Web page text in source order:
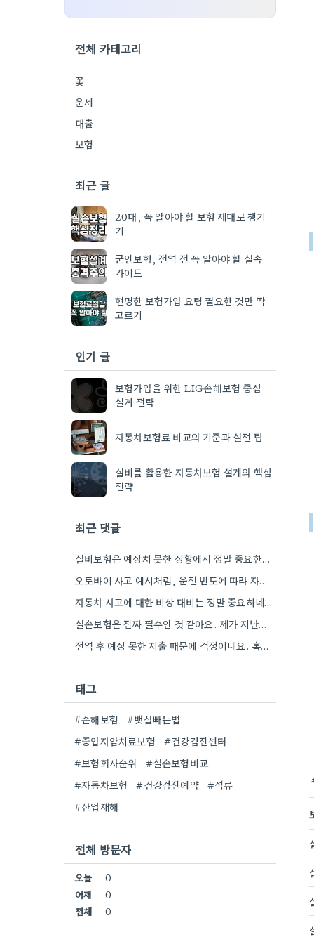
전체 카테고리
꽃
운세
대출
보험
최근 글
20대, 꼭 알아야 할 보험 제대로 챙기
기
군인보험, 전역 전 꼭 알아야 할 실속
가이드
현명한 보험가입 요령 필요한 것만 딱
고르기
인기 글
보험가입을 위한 LIG손해보험 중심
설계 전략
자동차보험료 비교의 기준과 실전 팁
실비를 활용한 자동차보험 설계의 핵심
전략
최근 댓글
실비보험은 예상치 못한 상황에서 정말 중요한데, 자기 부담금 부분을 특히 꼼꼼히 확인하는 게 좋겠네요.
오토바이 사고 예시처럼, 운전 빈도에 따라 자차 보험이 더 유리할 수도 있겠네요.
자동차 사고에 대한 비상 대비는 정말 중요하네요. 제가 이전 직장에서 운전할 일이 거의 없었는데, 혹시…
실손보험은 진짜 필수인 것 같아요. 제가 지난번에 교통사고 났을 때 덕분에 큰 걱정 없이 치료받을…
전역 후 예상 못한 지출 때문에 걱정이네요. 혹시 소액 보험 비교 사이트를 이용해 보셨나요?
태그
#손해보험
#뱃살빼는법
#중입자암치료보험
#건강검진센터
#보험회사순위
#실손보험비교
#자동차보험
#건강검진예약
#석류
#산업재해
전체 방문자
오늘
0
어제
0
전체
0